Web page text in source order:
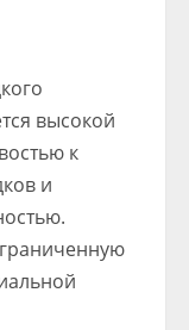
высокой
к
и